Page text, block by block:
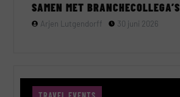
SAMEN MET BRANCHECOLLEGA’S
Arjen Lutgendorff 30 juni 2026